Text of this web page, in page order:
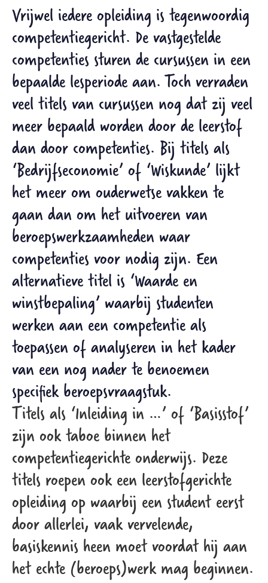
Vrijwel iedere opleiding is tegenwoordig
competentiegericht. De vastgestelde
competenties sturen de cursussen in een
bepaalde lesperiode aan. Toch verraden
veel titels van cursussen nog dat zij veel
meer bepaald worden door de leerstof
dan door competenties. Bij titels als
‘Bedrijfseconomie’ of ‘Wiskunde’ lijkt
het meer om ouderwetse vakken te
gaan dan om het uitvoeren van
beroepswerkzaamheden waar
competenties voor nodig zijn. Een
alternatieve titel is ‘Waarde en
winstbepaling’ waarbij studenten
werken aan een competentie als
toepassen of analyseren in het kader
van een nog nader te benoemen
specifiek beroepsvraagstuk.
Titels als ‘Inleiding in …’ of ‘Basisstof’
zijn ook taboe binnen het
competentiegerichte onderwijs. Deze
titels roepen ook een leerstofgerichte
opleiding op waarbij een student eerst
door allerlei, vaak vervelende,
basiskennis heen moet voordat hij aan
het echte (beroeps)werk mag beginnen.